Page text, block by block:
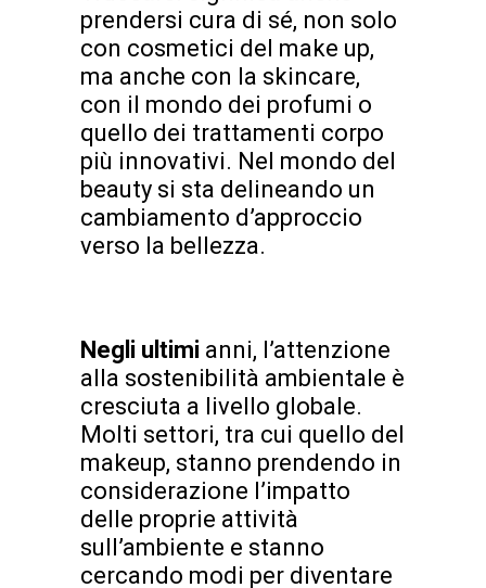
prendersi cura di sé, non solo
con cosmetici del make up,
ma anche con la skincare,
con il mondo dei profumi o
quello dei trattamenti corpo
più innovativi. Nel mondo del
beauty si sta delineando un
cambiamento d’approccio
verso la bellezza.
Negli ultimi anni, l’attenzione
alla sostenibilità ambientale è
cresciuta a livello globale.
Molti settori, tra cui quello del
makeup, stanno prendendo in
considerazione l’impatto
delle proprie attività
sull’ambiente e stanno
cercando modi per diventare